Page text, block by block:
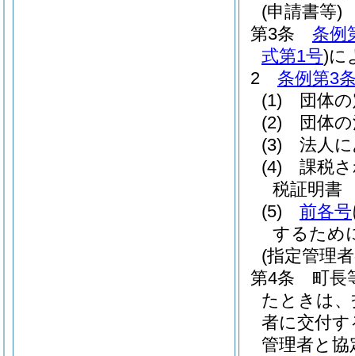
(申請書等)
第3条
条例
式第1号)に
2
条例第3
(1)
団体
(2)
団体
(3)
法人
(4)
課税
税証明書
(5)
前各号
するため
(指定管理
第4条
町長
たときは
者に交付
管理者と